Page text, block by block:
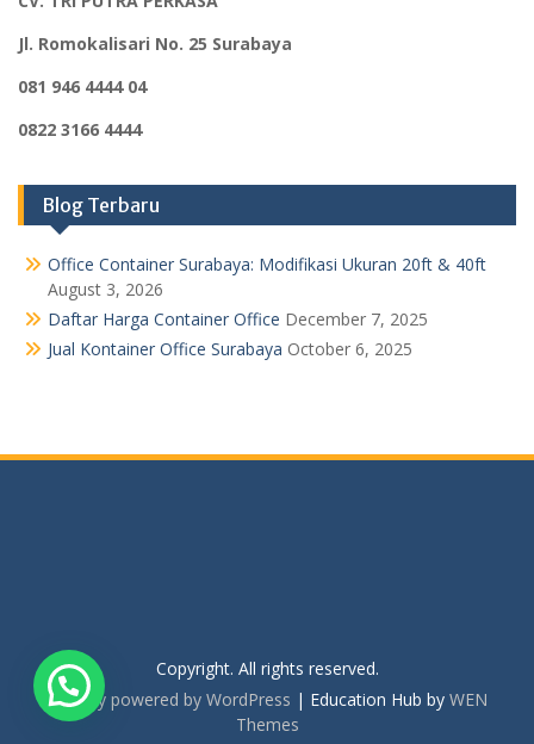
Jl. Romokalisari No. 25 Surabaya
081 946 4444 04
0822 3166 4444
Blog Terbaru
Office Container Surabaya: Modifikasi Ukuran 20ft & 40ft
August 3, 2026
Daftar Harga Container Office December 7, 2025
Jual Kontainer Office Surabaya October 6, 2025
Copyright. All rights reserved.
Proudly powered by WordPress | Education Hub by WEN
Themes